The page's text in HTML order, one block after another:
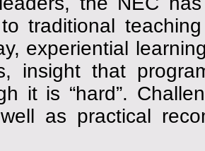
traditional
experiential
insight that
it is “hard”.
as practical